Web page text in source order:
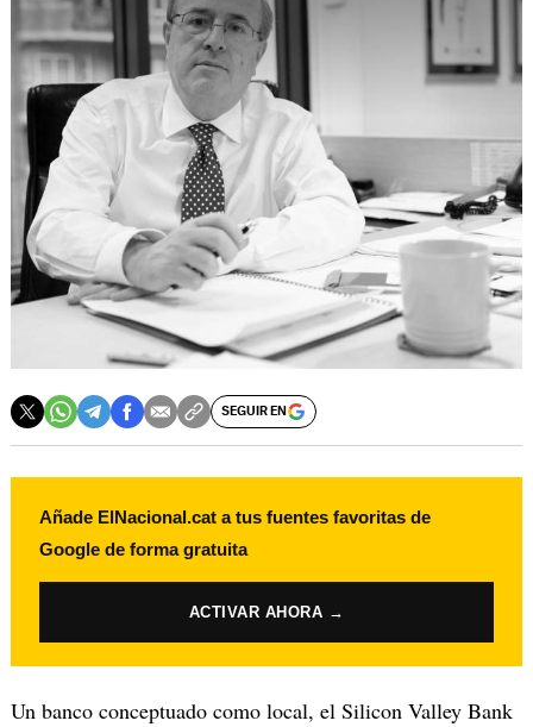
SEGUIR EN
Añade ElNacional.cat a tus fuentes favoritas de
Google de forma gratuita
ACTIVAR AHORA →
Un banco conceptuado como local, el Silicon Valley Bank